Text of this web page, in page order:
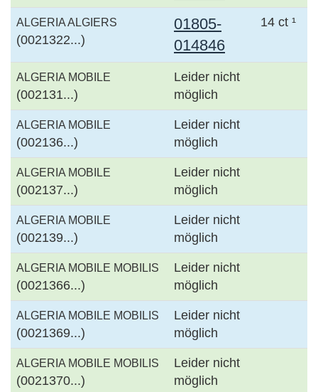
ALGERIA ALGIERS
(0021322...)
01805-
014846
14 ct ¹
ALGERIA MOBILE
(002131...)
Leider nicht
möglich
ALGERIA MOBILE
(002136...)
Leider nicht
möglich
ALGERIA MOBILE
(002137...)
Leider nicht
möglich
ALGERIA MOBILE
(002139...)
Leider nicht
möglich
ALGERIA MOBILE MOBILIS
(0021366...)
Leider nicht
möglich
ALGERIA MOBILE MOBILIS
(0021369...)
Leider nicht
möglich
ALGERIA MOBILE MOBILIS
(0021370...)
Leider nicht
möglich